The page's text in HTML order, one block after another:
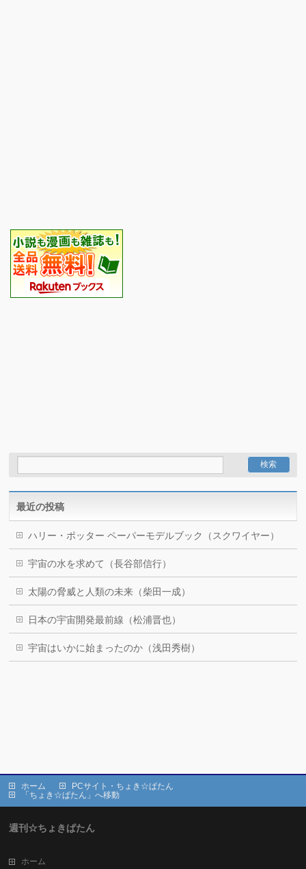
最近の投稿
ハリー・ポッター ペーパーモデルブック（スクワイヤー）
宇宙の水を求めて（長谷部信行）
太陽の脅威と人類の未来（柴田一成）
日本の宇宙開発最前線（松浦晋也）
宇宙はいかに始まったのか（浅田秀樹）
ホーム
PCサイト・ちょき☆ぱたん
「ちょき☆ぱたん」へ移動
週刊☆ちょきぱたん
ホーム